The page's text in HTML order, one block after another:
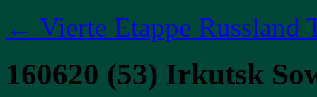
← Vierte Etappe Russland
160620 (53) Irkutsk